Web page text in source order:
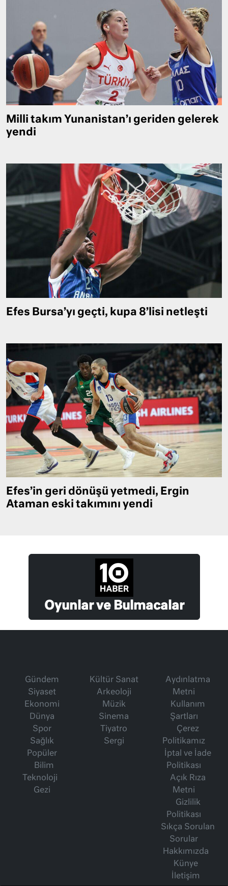
Milli takım Yunanistan’ı geriden gelerek
yendi
Efes Bursa’yı geçti, kupa 8’lisi netleşti
Efes’in geri dönüşü yetmedi, Ergin
Ataman eski takımını yendi
Oyunlar ve Bulmacalar
Gündem
Siyaset
Ekonomi
Dünya
Spor
Sağlık
Popüler
Bilim
Teknoloji
Gezi
Kültür Sanat
Arkeoloji
Müzik
Sinema
Tiyatro
Sergi
Aydınlatma
Metni
Kullanım
Şartları
Çerez
Politikamız
İptal ve İade
Politikası
Açık Rıza
Metni
Gizlilik
Politikası
Sıkça Sorulan
Sorular
Hakkımızda
Künye
İletişim